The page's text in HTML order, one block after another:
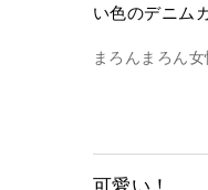
い色のデニム
まろんまろん女
可愛い！